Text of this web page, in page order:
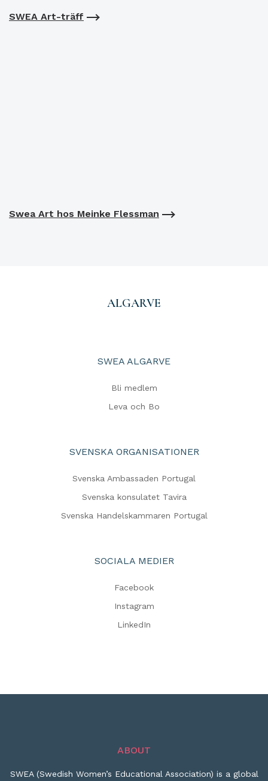
SWEA Art-träff
Swea Art hos Meinke Flessman
ALGARVE
SWEA ALGARVE
Bli medlem
Leva och Bo
SVENSKA ORGANISATIONER
Svenska Ambassaden Portugal
Svenska konsulatet Tavira
Svenska Handelskammaren Portugal
SOCIALA MEDIER
Facebook
Instagram
LinkedIn
ABOUT
SWEA (Swedish Women’s Educational Association) is a global